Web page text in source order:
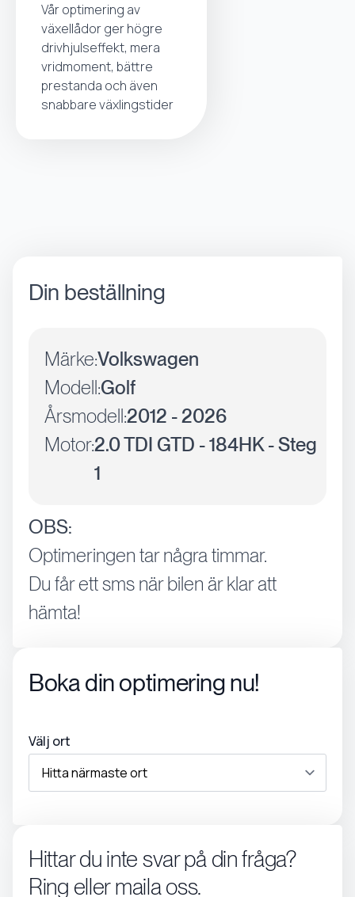
Vår optimering av
växellådor ger högre
drivhjulseffekt, mera
vridmoment, bättre
prestanda och även
snabbare växlingstider
Din beställning
Märke:Volkswagen
Modell:Golf
Årsmodell:2012 - 2026
Motor:2.0 TDI GTD - 184HK - Steg
1
OBS:
Optimeringen tar några timmar.
Du får ett sms när bilen är klar att
hämta!
Boka din optimering nu!
Välj ort
Hittar du inte svar på din fråga?
Ring eller maila oss.